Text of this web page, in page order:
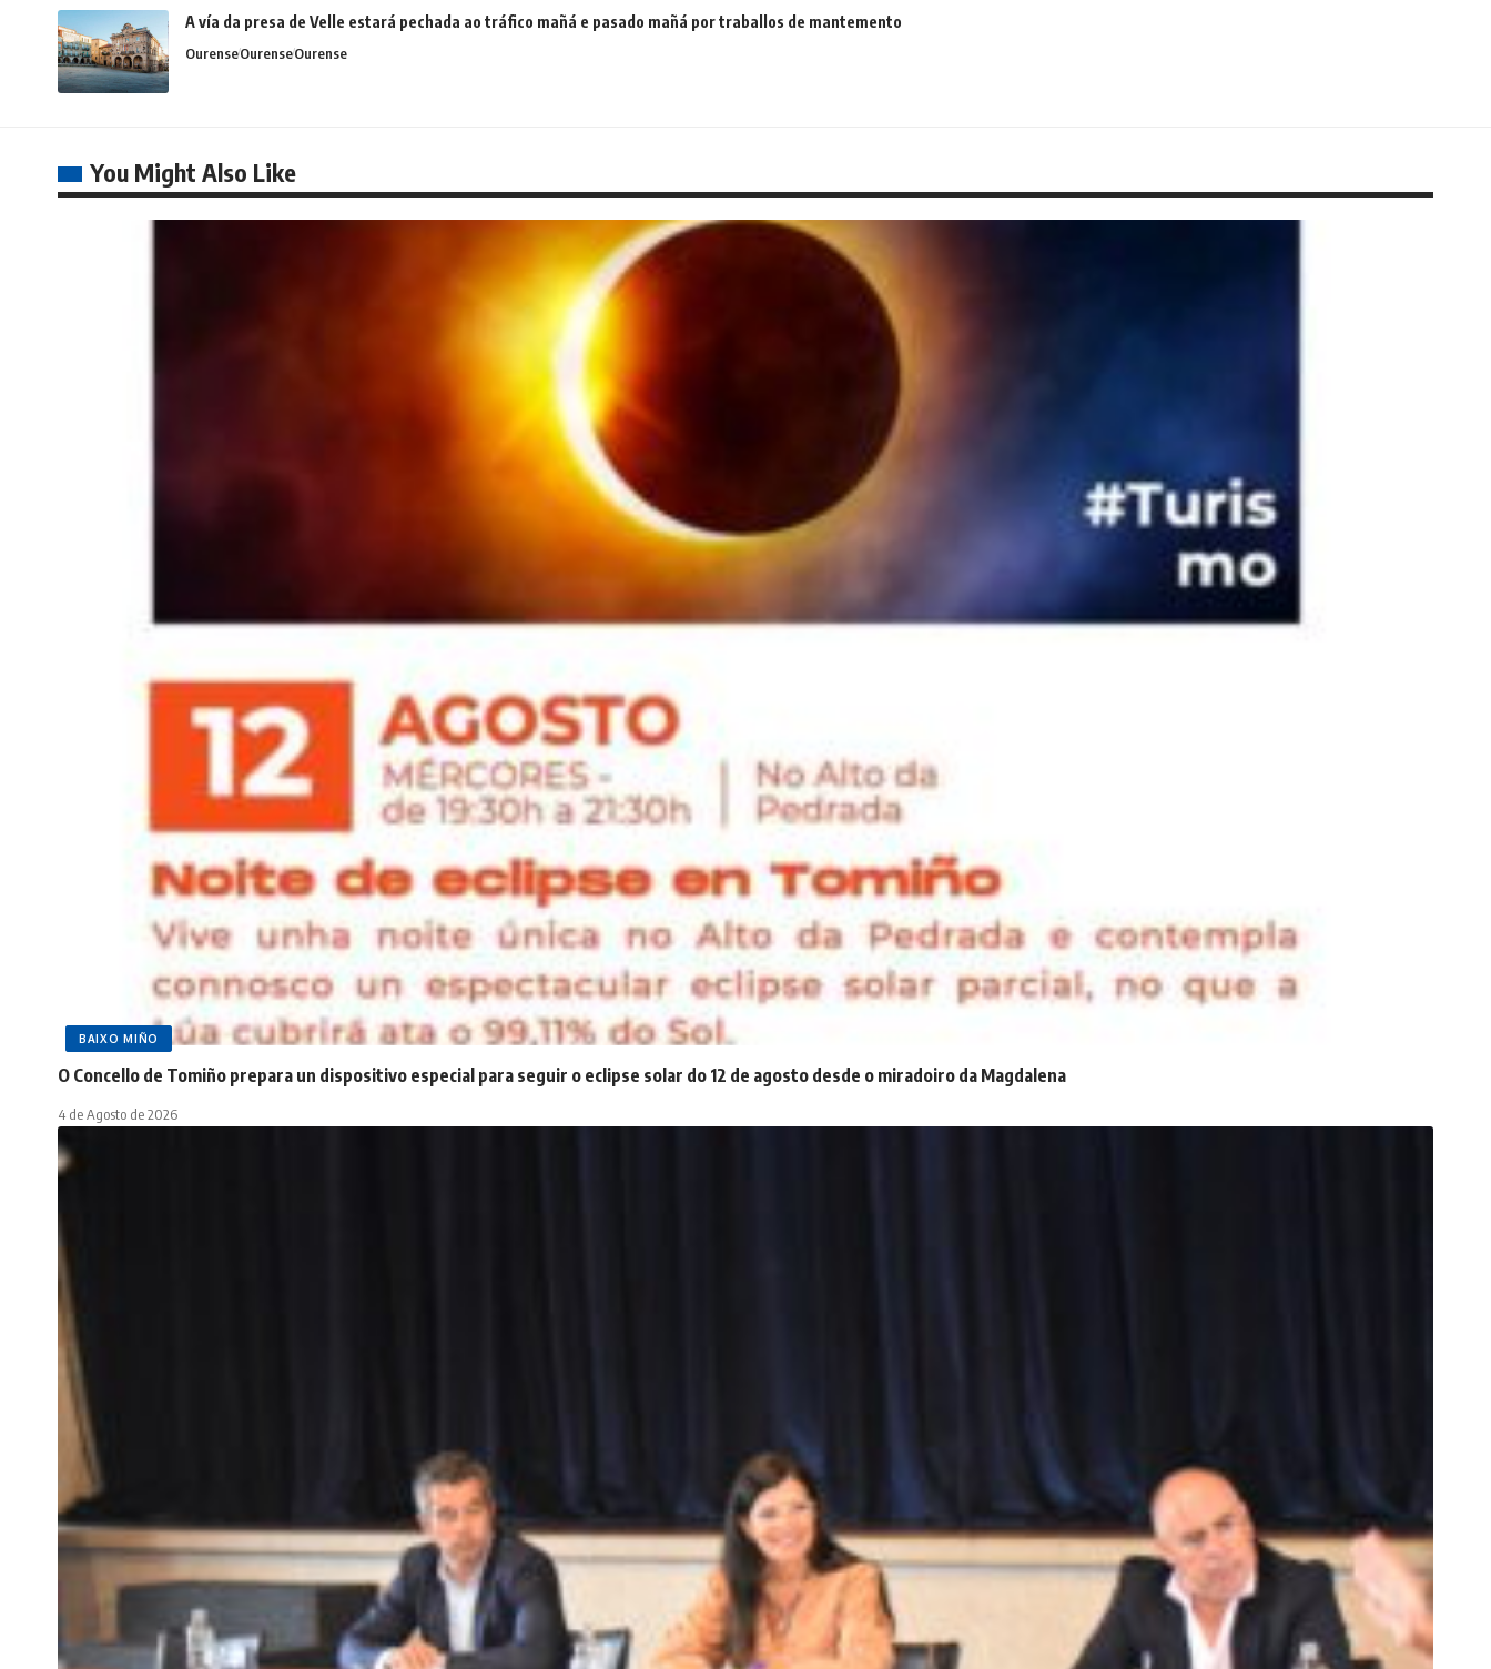
A vía da presa de Velle estará pechada ao tráfico mañá e pasado mañá por traballos de mantemento
OurenseOurenseOurense
You Might Also Like
BAIXO MIÑO
O Concello de Tomiño prepara un dispositivo especial para seguir o eclipse solar do 12 de agosto desde o miradoiro da Magdalena
4 de Agosto de 2026